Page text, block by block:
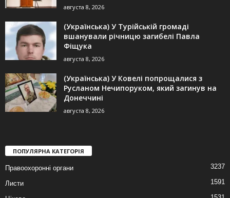
августа 8, 2026
(Українська) У Турійській громаді
вшанували річницю загибелі Павла
Фіщука
августа 8, 2026
(Українська) У Ковелі попрощалися з
Русланом Нечипоруком, який загинув на
Донеччині
августа 8, 2026
ПОПУЛЯРНА КАТЕГОРІЯ
Правоохоронні органи 3237
Листи 1591